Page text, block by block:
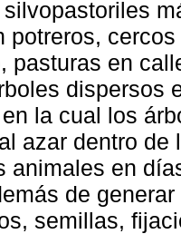
potreros,
pasturas en
dispersos
la cual los
azar dentro de
animales en
de
semillas,